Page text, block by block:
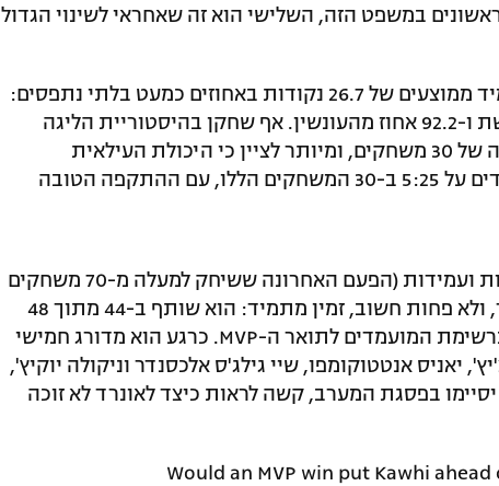
במשפט הזה, השלישי הוא זה שאחראי לשינוי הגדול
ב-30 משחקיו האחרונים, לאונרד מעמיד ממוצעים של 26.7 נקודות באחוזים כמעט בלתי נתפסים:
55 אחוז מהשדה, 50.6 אחוז מחוץ לקשת ו-92.2 אחוז מהעונשין. אף שחקן בהיסטוריית הליגה
מעולם לא רשם מספרים כאלה בתקופה של 30 משחקים, ומיותר לציין כי היכולת העילאית
מתורגמת לניצחונות – הקליפרס עומדים על 5:25 ב-30 המשחקים הללו, עם ההתקפה הטובה
קוואי בן ה-32 – לא בדיוק סמל לבריאות ועמידות (הפעם האחרונה ששיחק למעלה מ-70 משחקים
היתה ב-2016/17) – נראה טוב מתמיד, ולא פחות חשוב, זמין מתמיד: הוא שותף ב-44 מתוך 48
המשחקים העונה, ומטפס אט אט גם ברשימת המועמדים לתואר ה-MVP. כרגע הוא מדורג חמישי
יאניס אנטטוקומפו, שיי גילג'ס אלכסנדר וניקולה יוקיץ',
בפסגת המערב, קשה לראות כיצד לאונרד לא זוכה
Would an MVP win put Kawhi